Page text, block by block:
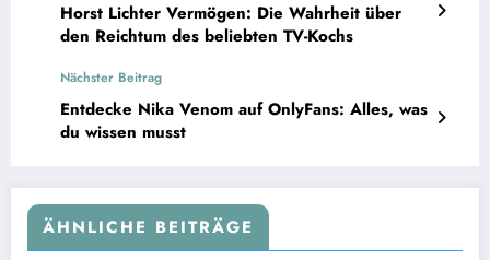
Horst Lichter Vermögen: Die Wahrheit über
den Reichtum des beliebten TV-Kochs
Nächster Beitrag
Entdecke Nika Venom auf OnlyFans: Alles, was
du wissen musst
ÄHNLICHE BEITRÄGE